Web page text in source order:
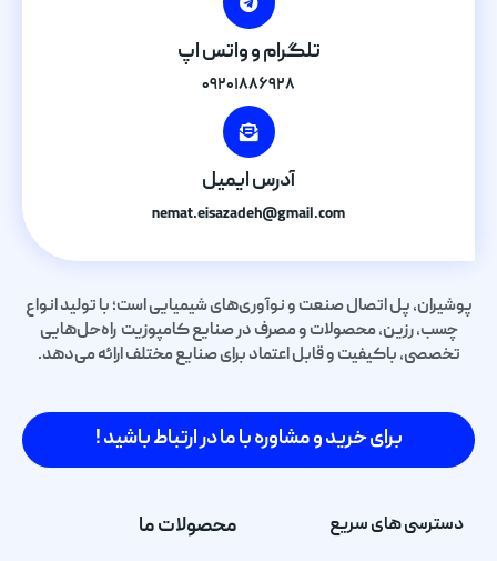
تلگرام و واتس اپ
۰۹۲۰۱۸۸۶۹۲۸
آدرس ایمیل
nemat.eisazadeh@gmail.com
پوشیران، پل اتصال صنعت و نوآوری‌های شیمیایی است؛ با تولید انواع
چسب، رزین، محصولات و مصرف در صنایع کامپوزیت راه‌حل‌هایی
تخصصی، باکیفیت و قابل اعتماد برای صنایع مختلف ارائه می‌دهد.
برای خرید و مشاوره با ما در ارتباط باشید !
دسترسی های سریع محصولات ما